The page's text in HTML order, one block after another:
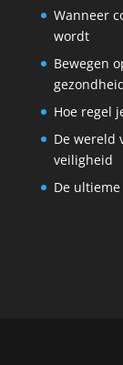
Wanneer
wordt
Bewegen
Hoe regel
De wereld
veiligheid
De